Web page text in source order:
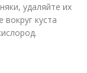
удаляйте их
куста